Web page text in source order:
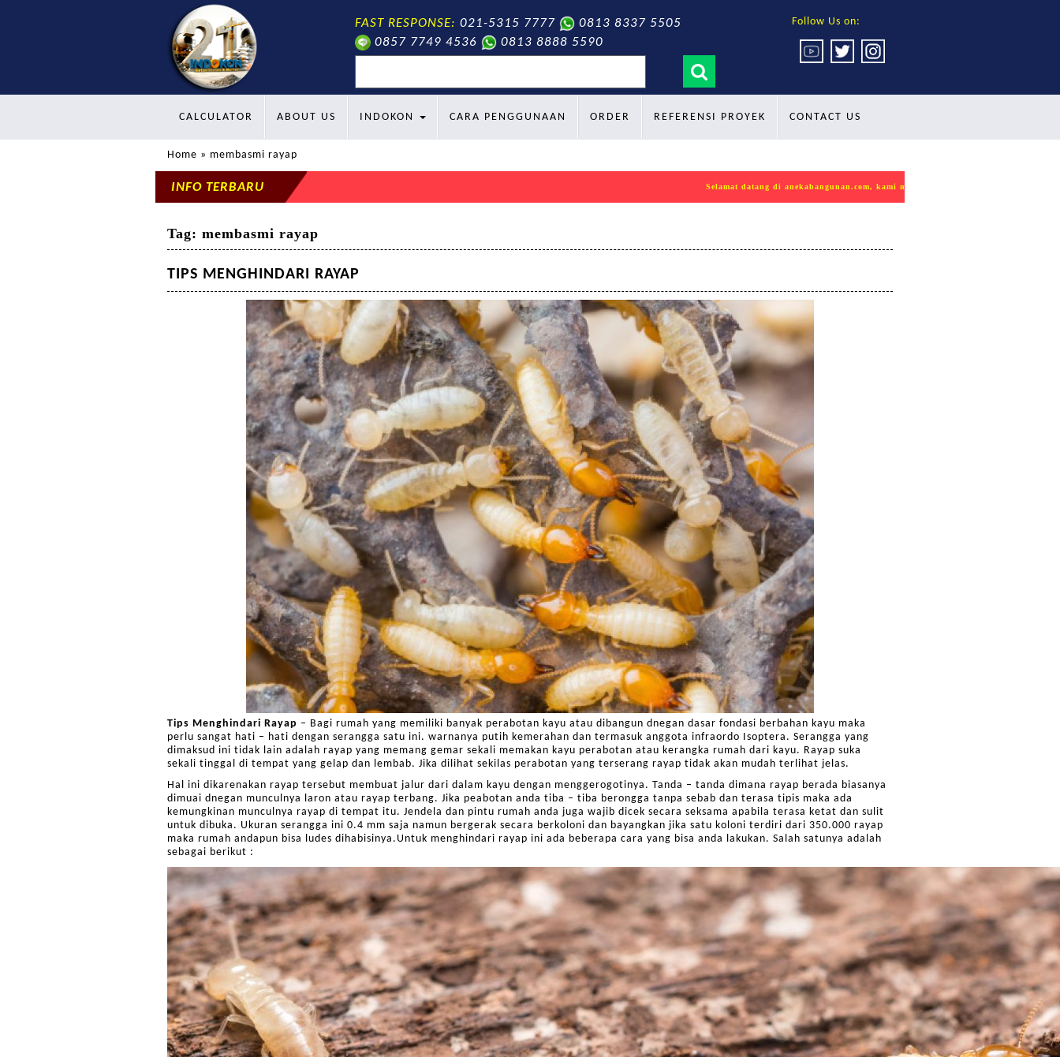
FAST RESPONSE: 021-5315 7777
0813 8337 5505
0857 7749 4536
0813 8888 5590
Follow Us on:
CALCULATOR ABOUT US INDOKON CARA PENGGUNAAN ORDER REFERENSI PROYEK CONTACT US
Home » membasmi rayap
INFO TERBARU Selamat datang di anekabangunan.com, kami mempersembahkan produk INDOKON sebagai
Tag: membasmi rayap
TIPS MENGHINDARI RAYAP
Tips Menghindari Rayap – Bagi rumah yang memiliki banyak perabotan kayu atau dibangun dnegan dasar fondasi berbahan kayu maka
perlu sangat hati – hati dengan serangga satu ini. warnanya putih kemerahan dan termasuk anggota infraordo Isoptera. Serangga yang
dimaksud ini tidak lain adalah rayap yang memang gemar sekali memakan kayu perabotan atau kerangka rumah dari kayu. Rayap suka
sekali tinggal di tempat yang gelap dan lembab. Jika dilihat sekilas perabotan yang terserang rayap tidak akan mudah terlihat jelas.
Hal ini dikarenakan rayap tersebut membuat jalur dari dalam kayu dengan menggerogotinya. Tanda – tanda dimana rayap berada biasanya
dimuai dnegan munculnya laron atau rayap terbang. Jika peabotan anda tiba – tiba berongga tanpa sebab dan terasa tipis maka ada
kemungkinan munculnya rayap di tempat itu. Jendela dan pintu rumah anda juga wajib dicek secara seksama apabila terasa ketat dan sulit
untuk dibuka. Ukuran serangga ini 0.4 mm saja namun bergerak secara berkoloni dan bayangkan jika satu koloni terdiri dari 350.000 rayap
maka rumah andapun bisa ludes dihabisinya.Untuk menghindari rayap ini ada beberapa cara yang bisa anda lakukan. Salah satunya adalah
sebagai berikut :